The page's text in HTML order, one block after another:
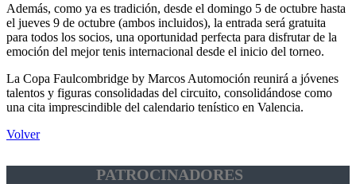
Además, como ya es tradición, desde el domingo 5 de octubre hasta
el jueves 9 de octubre (ambos incluidos), la entrada será gratuita
para todos los socios, una oportunidad perfecta para disfrutar de la
emoción del mejor tenis internacional desde el inicio del torneo.
La Copa Faulcombridge by Marcos Automoción reunirá a jóvenes
talentos y figuras consolidadas del circuito, consolidándose como
una cita imprescindible del calendario tenístico en Valencia.
Volver
PATROCINADORES